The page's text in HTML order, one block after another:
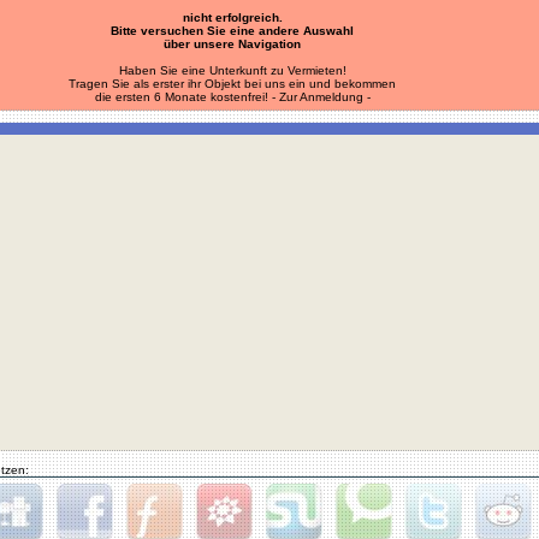
nicht erfolgreich.
Bitte versuchen Sie eine andere Auswahl
über unsere Navigation
Haben Sie eine Unterkunft zu Vermieten!
Tragen Sie als erster ihr Objekt bei uns ein und bekommen
die ersten 6 Monate kostenfrei! - Zur Anmeldung -